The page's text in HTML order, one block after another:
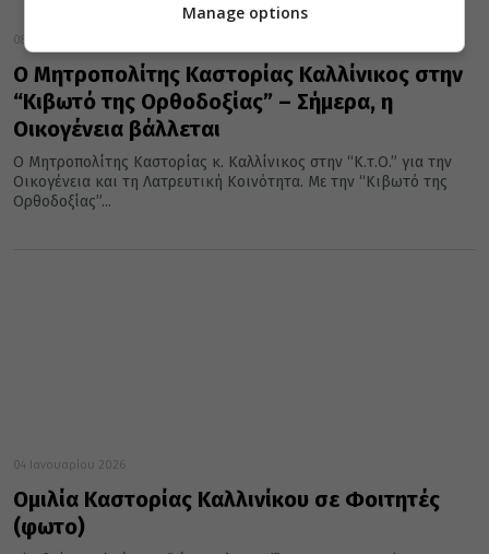
08 Ιανουαρίου 2026
Ο Μητροπολίτης Καστορίας Καλλίνικος στην
“Κιβωτό της Ορθοδοξίας” – Σήμερα, η
Οικογένεια βάλλεται
Ο Μητροπολίτης Καστορίας κ. Καλλίνικος στην “Κ.τ.Ο.” για την
Οικογένεια και τη Λατρευτική Κοινότητα. Με την “Κιβωτό της
Ορθοδοξίας”...
04 Ιανουαρίου 2026
Ομιλία Καστορίας Καλλινίκου σε Φοιτητές
(φωτο)
Manage options